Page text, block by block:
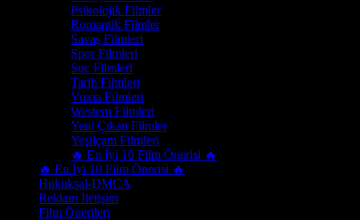
Psikolojik Filmler
Romantik Filmler
Savaş Filmleri
Spor Filmleri
Suç Filmleri
Tarih Filmleri
Vuxia Filmleri
Western Filmleri
Yeni Çıkan Filmler
Yeşilçam Filmleri
🔥 En İyi 10 Film Önerisi 🔥
🔥 En İyi 10 Film Önerisi 🔥
Hukuksal-DMCA
Reklam İletişim
Film Önerileri